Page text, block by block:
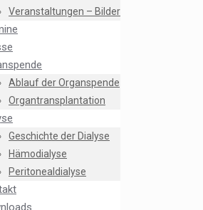
Veranstaltungen – Bilder
Ablauf der Organspende
Organtransplantation
Geschichte der Dialyse
Hämodialyse
Peritonealdialyse